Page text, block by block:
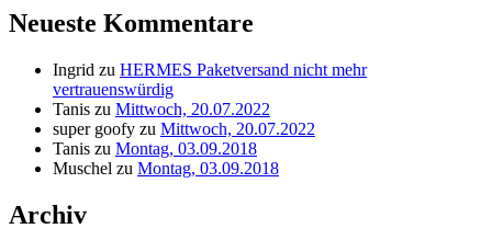
Neueste Kommentare
Ingrid zu HERMES Paketversand nicht mehr
vertrauenswürdig
Tanis zu Mittwoch, 20.07.2022
super goofy zu Mittwoch, 20.07.2022
Tanis zu Montag, 03.09.2018
Muschel zu Montag, 03.09.2018
Archiv